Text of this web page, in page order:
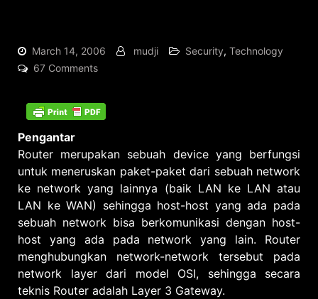
March 14, 2006 mudji Security, Technology
67 Commentson
Trafik
Virus/DDoS
Pengantar
Router merupakan sebuah device yang berfungsi
untuk meneruskan paket-paket dari sebuah network
ke network yang lainnya (baik LAN ke LAN atau
LAN ke WAN) sehingga host-host yang ada pada
sebuah network bisa berkomunikasi dengan host-
host yang ada pada network yang lain. Router
menghubungkan network-network tersebut pada
network layer dari model OSI, sehingga secara
teknis Router adalah Layer 3 Gateway.